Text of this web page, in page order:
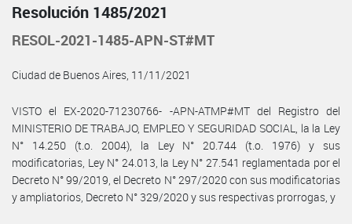
Resolución 1485/2021
RESOL-2021-1485-APN-ST#MT
Ciudad de Buenos Aires, 11/11/2021
VISTO el EX-2020-71230766- -APN-ATMP#MT del Registro del
MINISTERIO DE TRABAJO, EMPLEO Y SEGURIDAD SOCIAL, la la Ley
N° 14.250 (t.o. 2004), la Ley N° 20.744 (t.o. 1976) y sus
modificatorias, Ley N° 24.013, la Ley N° 27.541 reglamentada por el
Decreto N° 99/2019, el Decreto N° 297/2020 con sus modificatorias
y ampliatorios, Decreto N° 329/2020 y sus respectivas prorrogas, y